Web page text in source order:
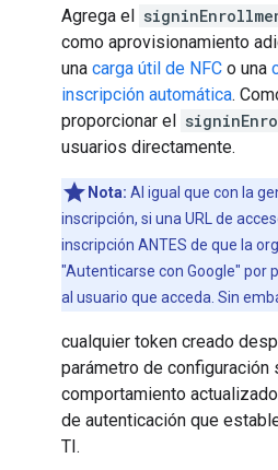
Agrega el
como aprovisionamiento
una carga útil de NFC o una
inscripción automática.
proporcionar el
usuarios directamente.
Nota: Al igual que con la
inscripción, si una URL de
inscripción ANTES de que la
"Autenticarse con Google" por
al usuario que acceda. Sin
cualquier token creado
parámetro de configuración
comportamiento
de autenticación que
TI.